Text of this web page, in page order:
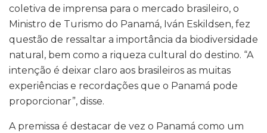
coletiva de imprensa para o mercado brasileiro, o
Ministro de Turismo do Panamá, Iván Eskildsen, fez
questão de ressaltar a importância da biodiversidade
natural, bem como a riqueza cultural do destino. “A
intenção é deixar claro aos brasileiros as muitas
experiências e recordações que o Panamá pode
proporcionar”, disse.
A premissa é destacar de vez o Panamá como um